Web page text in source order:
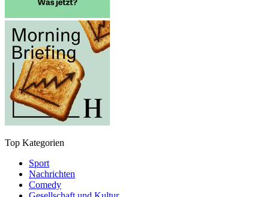
Top Kategorien
Sport
Nachrichten
Comedy